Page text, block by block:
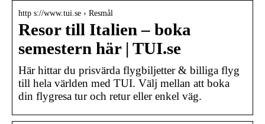
http s://www.tui.se › Resmål
Resor till Italien – boka
semestern här | TUI.se
Här hittar du prisvärda flygbiljetter & billiga flyg
till hela världen med TUI. Välj mellan att boka
din flygresa tur och retur eller enkel väg.